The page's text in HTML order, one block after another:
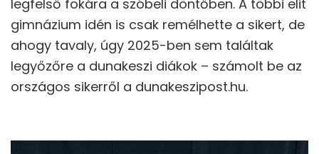
legfelső fokára a szóbeli döntőben. A többi elit
gimnázium idén is csak remélhette a sikert, de
ahogy tavaly, úgy 2025-ben sem találtak
legyőzőre a dunakeszi diákok – számolt be az
országos sikerről a dunakeszipost.hu.